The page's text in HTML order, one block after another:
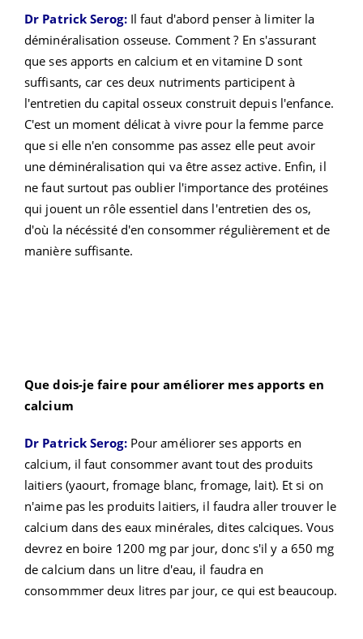
Dr Patrick Serog: Il faut d'abord penser à limiter la
déminéralisation osseuse. Comment ? En s'assurant
que ses apports en calcium et en vitamine D sont
suffisants, car ces deux nutriments participent à
l'entretien du capital osseux construit depuis l'enfance.
C'est un moment délicat à vivre pour la femme parce
que si elle n'en consomme pas assez elle peut avoir
une déminéralisation qui va être assez active. Enfin, il
ne faut surtout pas oublier l'importance des protéines
qui jouent un rôle essentiel dans l'entretien des os,
d'où la nécéssité d'en consommer régulièrement et de
manière suffisante.
Que dois-je faire pour améliorer mes apports en
calcium
Dr Patrick Serog: Pour améliorer ses apports en
calcium, il faut consommer avant tout des produits
laitiers (yaourt, fromage blanc, fromage, lait). Et si on
n'aime pas les produits laitiers, il faudra aller trouver le
calcium dans des eaux minérales, dites calciques. Vous
devrez en boire 1200 mg par jour, donc s'il y a 650 mg
de calcium dans un litre d'eau, il faudra en
consommmer deux litres par jour, ce qui est beaucoup.